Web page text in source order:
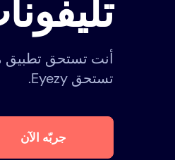
أنت تستحق تطبيق
تستحق Eyezy.
جربّه الآن